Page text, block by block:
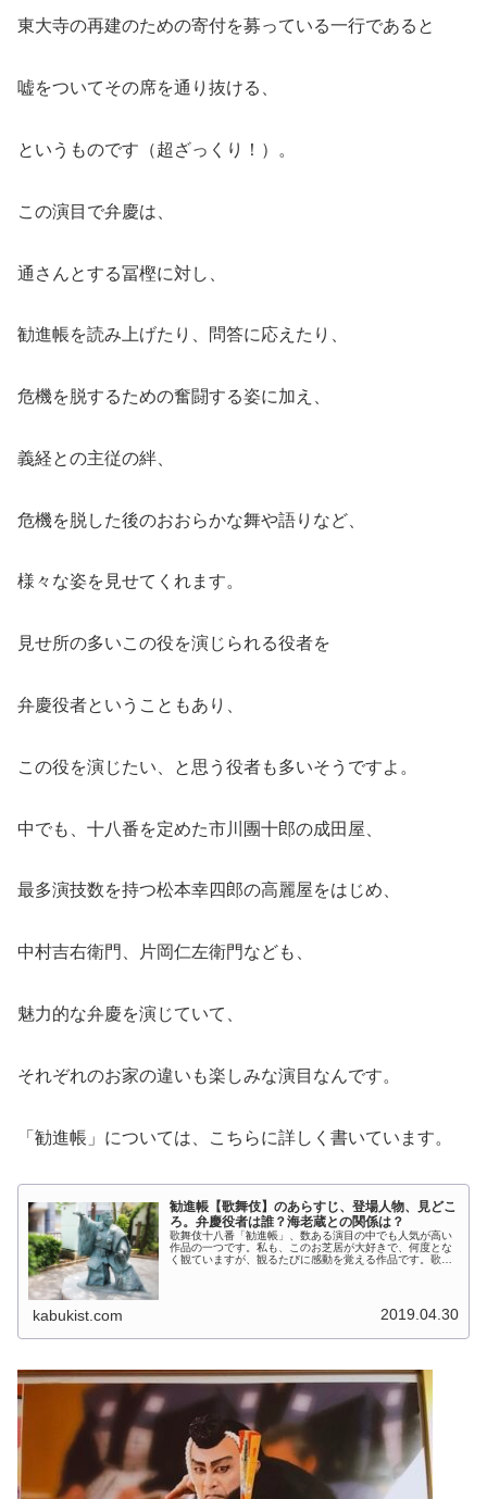
東大寺の再建のための寄付を募っている一行であると
嘘をついてその席を通り抜ける、
というものです（超ざっくり！）。
この演目で弁慶は、
通さんとする冨樫に対し、
勧進帳を読み上げたり、問答に応えたり、
危機を脱するための奮闘する姿に加え、
義経との主従の絆、
危機を脱した後のおおらかな舞や語りなど、
様々な姿を見せてくれます。
見せ所の多いこの役を演じられる役者を
弁慶役者ということもあり、
この役を演じたい、と思う役者も多いそうですよ。
中でも、十八番を定めた市川團十郎の成田屋、
最多演技数を持つ松本幸四郎の高麗屋をはじめ、
中村吉右衛門、片岡仁左衛門なども、
魅力的な弁慶を演じていて、
それぞれのお家の違いも楽しみな演目なんです。
「勧進帳」については、こちらに詳しく書いています。
勧進帳【歌舞伎】のあらすじ、登場人物、見どこ
ろ。弁慶役者は誰？海老蔵との関係は？
歌舞伎十八番「勧進帳」、数ある演目の中でも人気が高い
作品の一つです。私も、このお芝居が大好きで、何度とな
く観ていますが、観るたびに感動を覚える作品です。歌舞
kabukist.com 2019.04.30